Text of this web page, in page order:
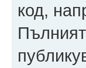
код,